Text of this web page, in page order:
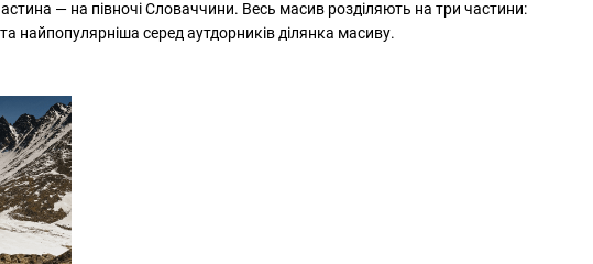
— на півночі Словаччини. Весь масив розділяють на три частини:
найпопулярніша серед аутдорників ділянка масиву.